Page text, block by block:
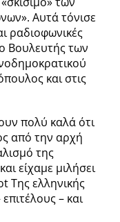
Αυτά τόνισε
ραδιοφωνικές
Βουλευτής των
και στις
πολύ καλά ότι
από την αρχή
της
είχαμε μιλήσει
Της ελληνικής
– και